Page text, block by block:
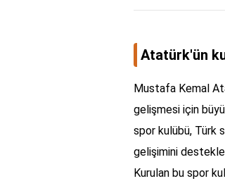
Atatürk'ün
Mustafa Kemal
gelişmesi için
spor kulübü, Türk
gelişimini
Kurulan bu spor